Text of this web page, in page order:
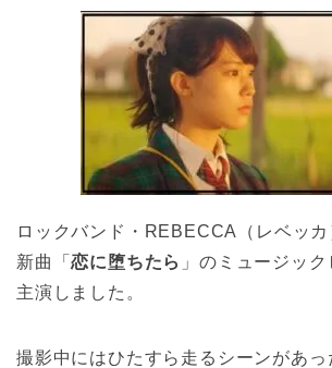
ロックバンド・REBECCA（レベッ
新曲「恋に堕ちたら 」のミュージッ
主演しました。
撮影中にはひたすら走るシーンがあっ